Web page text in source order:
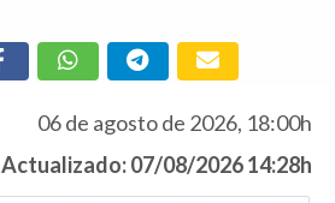
06 de agosto de 2026, 18:00h
Actualizado: 07/08/2026 14:28h